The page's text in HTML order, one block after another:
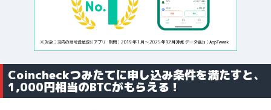
Coincheckつみたてに申し込み条件を満たすと、
1,000円相当のBTCがもらえる！